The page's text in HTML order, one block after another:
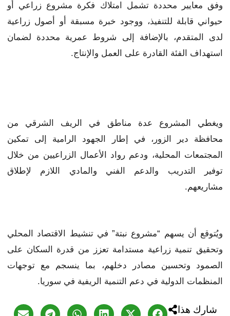
وفق معايير محددة تشمل امتلاك فكرة مشروع زراعي أو
حيواني قابلة للتنفيذ، ووجود خبرة مسبقة أو أصول زراعية
لدى المتقدم، بالإضافة إلى شروط عمرية محددة لضمان
استهداف الفئة القادرة على العمل والإنتاج.
ويغطي المشروع عدة مناطق في الريف الشرقي من
محافظة دير الزور، في إطار الجهود الرامية إلى تمكين
المجتمعات المحلية، ودعم رواد الأعمال الزراعيين من خلال
توفير التدريب والدعم الفني والمادي اللازم لإطلاق
مشاريعهم.
ويُتوقع أن يسهم “مشروع نبتة” في تنشيط الاقتصاد المحلي
وتحقيق تنمية زراعية مستدامة تعزز من قدرة السكان على
الصمود وتحسين مصادر دخلهم، بما ينسجم مع توجهات
المنظمات الدولية في دعم التنمية الريفية في سوريا.
شارك هذا